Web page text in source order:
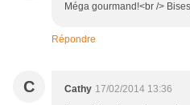
Méga gourmand!<br />
Répondre
C Cathy 17/02/2014 13:36